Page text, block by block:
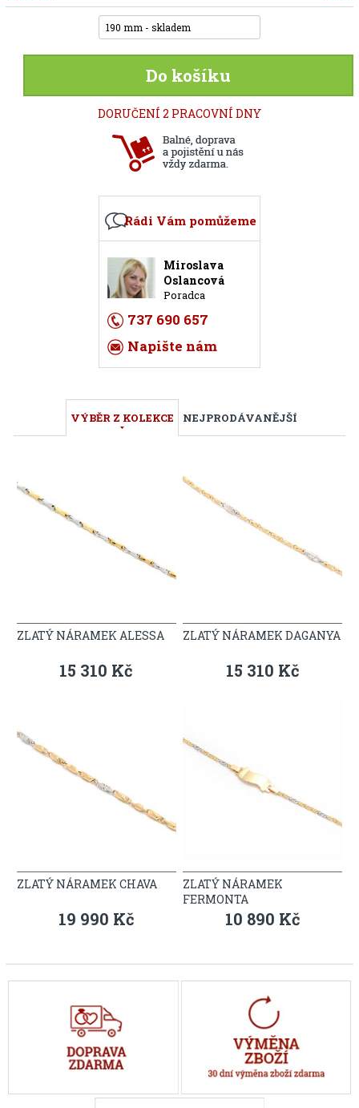
190 mm - skladem
Do košíku
DORUČENÍ 2 PRACOVNÍ DNY
Rádi Vám pomůžeme
Miroslava
Oslancová
Poradca
737 690 657
Napište nám
VÝBĚR Z KOLEKCE NEJPRODÁVANĚJŠÍ
ZLATÝ NÁRAMEK ALESSA
15 310 Kč
ZLATÝ NÁRAMEK DAGANYA
15 310 Kč
ZLATÝ NÁRAMEK CHAVA
19 990 Kč
ZLATÝ NÁRAMEK
FERMONTA
10 890 Kč